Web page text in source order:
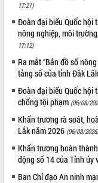
Bàn giải pháp tháo gỡ khó
xuất khẩu sầu riêng và triển
định EUDR
Thứ trưởng Bộ Nông nghiệp
trường Nguyễn Hoàng Hiệp
vùng trồng và doanh nghiệp
sầu riêng tại Đắk Lắk
Trình diễn nghệ thuật chế
món ăn từ sầu riêng
Đắk Lắk công bố Quy hoạch
tiến đầu tư tỉnh
Ngành cá ngừ Đắk Lắk chủ
ứng để giữ vững thị trường
Diễn đàn Kinh tế tư nhân
Tất cả: 66050113
17:21)
Đoàn đại biểu Quốc hội
nông nghiệp, môi
17:12)
Ra mắt “Bản đồ số
tảng số của tỉnh Đắk
Đoàn đại biểu Quốc hội
chống tội phạm (06/08/
Khẩn trương rà soát,
Lắk năm 2026 (06/08/
Khẩn trương hoàn
động số 14 của Tỉnh ủy
Ban Chỉ đạo An ninh